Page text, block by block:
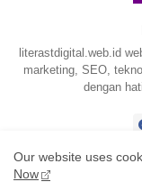
literastdigital.web.id
marketing, SEO,
dengan
Our website uses
Now